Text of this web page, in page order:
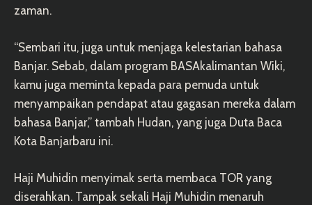
zaman.
“Sembari itu, juga untuk menjaga kelestarian bahasa
Banjar. Sebab, dalam program BASAkalimantan Wiki,
kamu juga meminta kepada para pemuda untuk
menyampaikan pendapat atau gagasan mereka dalam
bahasa Banjar,” tambah Hudan, yang juga Duta Baca
Kota Banjarbaru ini.
Haji Muhidin menyimak serta membaca TOR yang
diserahkan. Tampak sekali Haji Muhidin menaruh